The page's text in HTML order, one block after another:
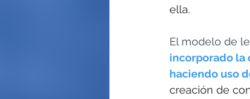
ella.
El modelo de
incorporado la
haciendo uso
creación de